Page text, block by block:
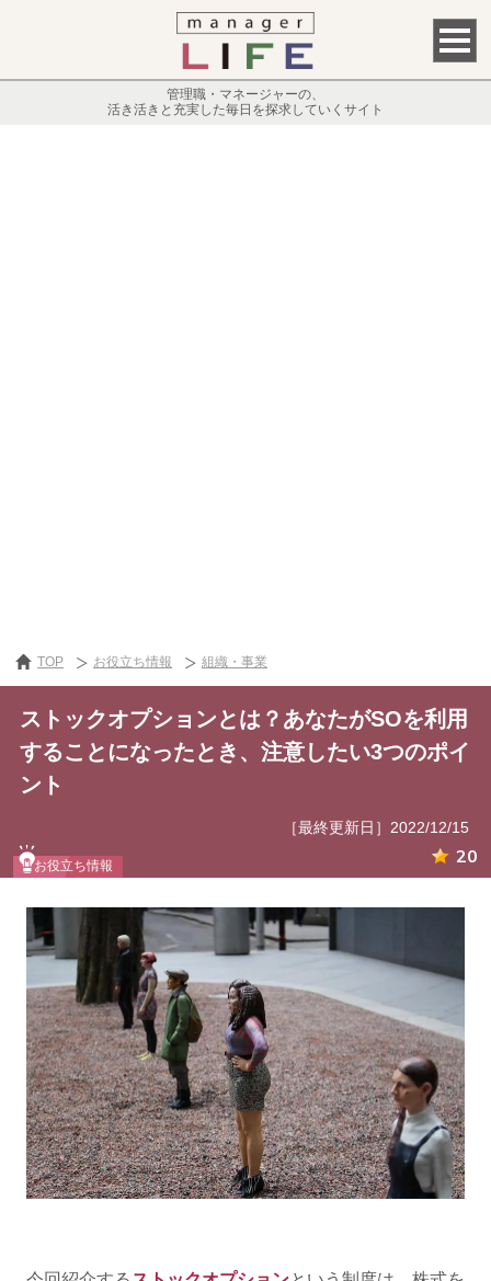
管理職・マネージャーの、
活き活きと充実した毎日を探求していくサイト
TOP お役立ち情報 組織・事業
ストックオプションとは？あなたがSOを利用
することになったとき、注意したい3つのポイ
ント
［最終更新日］2022/12/15
お役立ち情報 20